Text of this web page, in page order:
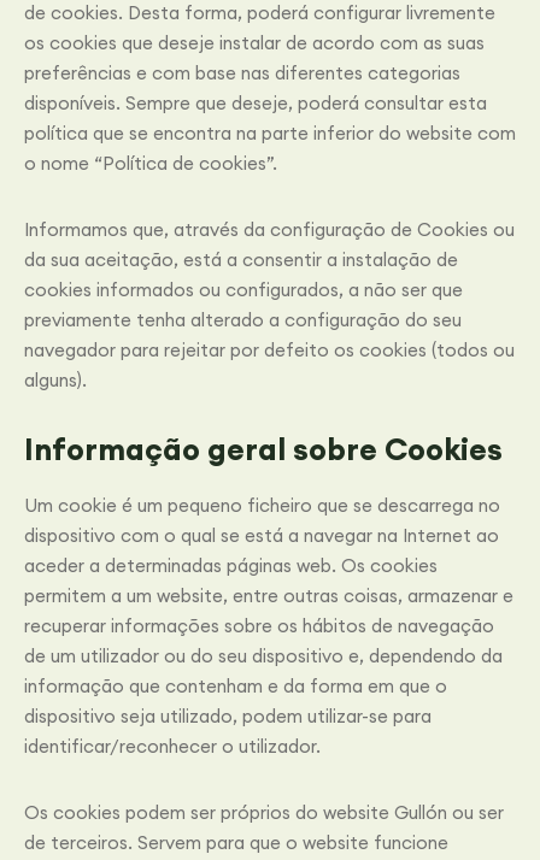
de cookies. Desta forma, poderá configurar livremente
os cookies que deseje instalar de acordo com as suas
preferências e com base nas diferentes categorias
disponíveis. Sempre que deseje, poderá consultar esta
política que se encontra na parte inferior do website com
o nome “Política de cookies”.
Informamos que, através da configuração de Cookies ou
da sua aceitação, está a consentir a instalação de
cookies informados ou configurados, a não ser que
previamente tenha alterado a configuração do seu
navegador para rejeitar por defeito os cookies (todos ou
alguns).
Informação geral sobre Cookies
Um cookie é um pequeno ficheiro que se descarrega no
dispositivo com o qual se está a navegar na Internet ao
aceder a determinadas páginas web. Os cookies
permitem a um website, entre outras coisas, armazenar e
recuperar informações sobre os hábitos de navegação
de um utilizador ou do seu dispositivo e, dependendo da
informação que contenham e da forma em que o
dispositivo seja utilizado, podem utilizar-se para
identificar/reconhecer o utilizador.
Os cookies podem ser próprios do website Gullón ou ser
de terceiros. Servem para que o website funcione